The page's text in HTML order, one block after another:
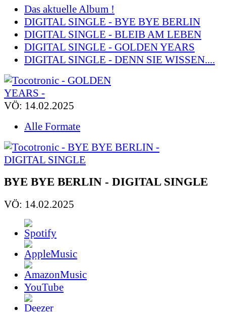
Das aktuelle Album !
DIGITAL SINGLE - BYE BYE BERLIN
DIGITAL SINGLE - BLEIB AM LEBEN
DIGITAL SINGLE - GOLDEN YEARS
DIGITAL SINGLE - DENN SIE WISSEN....
VÖ: 14.02.2025
Alle Formate
BYE BYE BERLIN - DIGITAL SINGLE
VÖ: 14.02.2025
YouTube